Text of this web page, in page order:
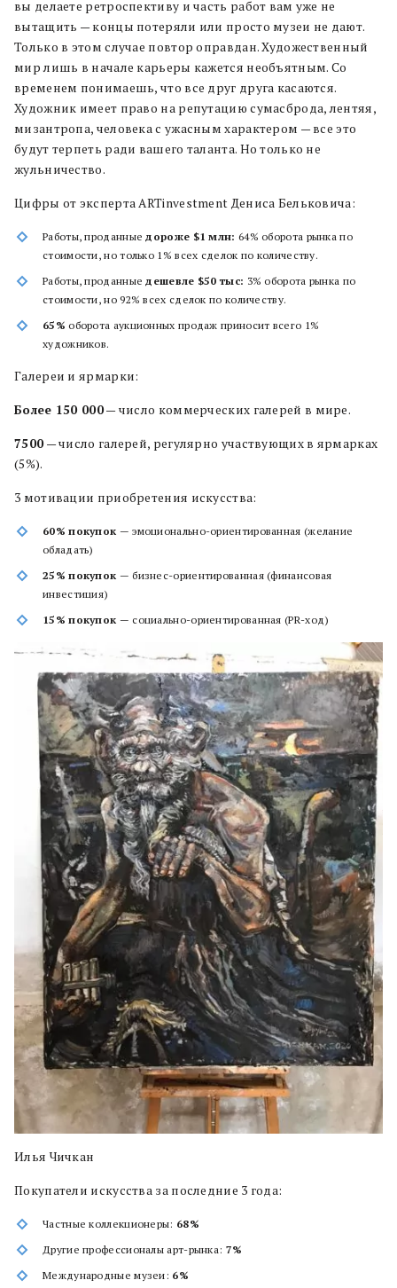
вы делаете ретроспективу и часть работ вам уже не
вытащить — концы потеряли или просто музеи не дают.
Только в этом случае повтор оправдан. Художественный
мир лишь в начале карьеры кажется необъятным. Со
временем понимаешь, что все друг друга касаются.
Художник имеет право на репутацию сумасброда, лентяя,
мизантропа, человека с ужасным характером — все это
будут терпеть ради вашего таланта. Но только не
жульничество.
Цифры от эксперта ARTinvestment Дениса Бельковича:
Работы, проданныедороже $1 млн: 64% оборота рынка по
стоимости, но только 1% всех сделок по количеству.
Работы, проданныедешевле $50 тыс: 3% оборота рынка по
стоимости, но 92% всех сделок по количеству.
65% оборота аукционных продаж приносит всего 1%
художников.
Галереи и ярмарки:
Более 150 000— число коммерческих галерей в мире.
7500 — число галерей, регулярно участвующих в ярмарках
(5%).
3 мотивации приобретения искусства:
60% покупок — эмоционально-ориентированная (желание
обладать)
25% покупок — бизнес-ориентированная (финансовая
инвестиция)
15% покупок — социально-ориентированная (PR-ход)
Илья Чичкан
Покупатели искусства за последние 3 года:
Частные коллекционеры: 68%
Другие профессионалы арт-рынка: 7%
Международные музеи: 6%